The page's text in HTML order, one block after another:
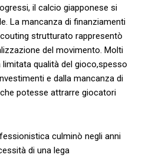
il calcio giapponese si
La ⁢mancanza di ⁣finanziamenti
strutturato rappresentò
del movimento. Molti
qualità del gioco,spesso
e dalla mancanza di
potesse attrarre giocatori
‌culminò negli ⁢anni
di ⁢una lega